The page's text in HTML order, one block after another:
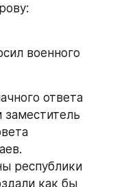
военного
ответа
заместитель
республики
как бы